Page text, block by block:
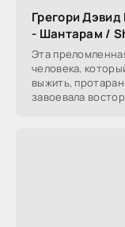
Грегори
- Шантарам /
Эта
человека,
выжить,
завоевала